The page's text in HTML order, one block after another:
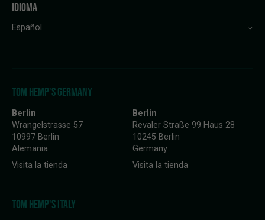
IDIOMA
Español
TOM HEMP'S GERMANY
Berlin
Wrangelstrasse 57
10997 Berlin
Alemania
Visita la tienda
Berlin
Revaler Straße 99 Haus 28
10245 Berlin
Germany
Visita la tienda
TOM HEMP'S ITALY